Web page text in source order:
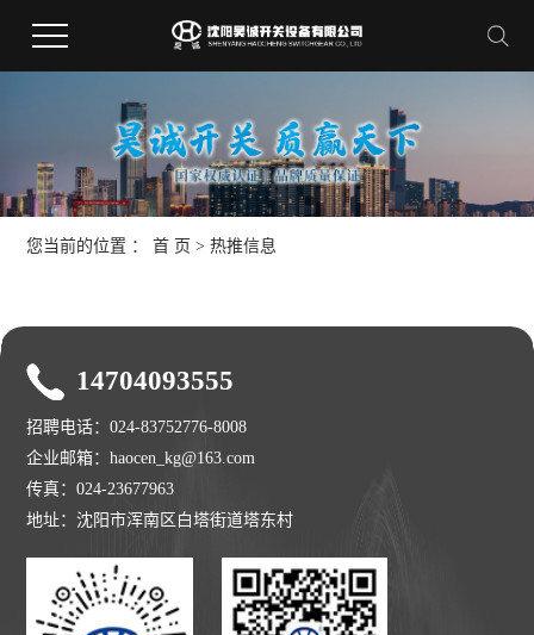
您当前的位置 ：首 页 >热推信息
14704093555
招聘电话：024-83752776-8008
企业邮箱：haocen_kg@163.com
传真：024-23677963
地址：沈阳市浑南区白塔街道塔东村